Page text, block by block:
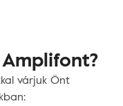
várjuk Önt